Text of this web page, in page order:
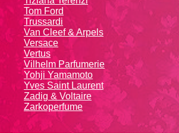
Tom Ford
Trussardi
Van Cleef & Arpels
Versace
Vertus
Vilhelm Parfumerie
Yohji Yamamoto
Yvеs Sаint Lаurеnt
Zadig & Voltaire
Zarkoperfume